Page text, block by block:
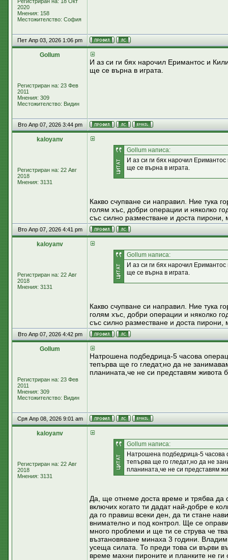
2020
Мнения: 158
Местожителство: София
Пет Апр 03, 2026 1:06 pm
Gollum
Регистриран на: 23 Фев
2011
Мнения: 309
Местожителство: Видин
И аз си ги бях нарочил Еримантос и
ще се върна в играта.
Вто Апр 07, 2026 3:44 pm
kaloyanv
Регистриран на: 22 Авг
2018
Мнения: 3131
Gollum написа:
И аз си ги бях нарочил
ще се върна в играта.
Какво счупване си направил. Ние тука
голям хъс, добри операции и няколко
със силно разместване и доста пирони,
Вто Апр 07, 2026 4:41 pm
kaloyanv
Регистриран на: 22 Авг
2018
Мнения: 3131
Gollum написа:
И аз си ги бях нарочил
ще се върна в играта.
Какво счупване си направил. Ние тука
голям хъс, добри операции и няколко
със силно разместване и доста пирони,
Вто Апр 07, 2026 4:42 pm
Gollum
Регистриран на: 23 Фев
2011
Мнения: 309
Местожителство: Видин
Натрошена подбедрица-5 часова
тепърва ще го гледат,но да не
планината,че не си представям живота
Сря Апр 08, 2026 9:01 am
kaloyanv
Регистриран на: 22 Авг
2018
Мнения: 3131
Gollum написа:
Натрошена подбедрица-5 часова
тепърва ще го гледат,но да не
планината,че не си представям
Да, ще отнеме доста време и трябва да
включих когато ти дадат най-добре е
да го правиш всеки ден, да ти стане
внимателно и под контрол. Ще се
много проблеми и ще ти се струва че
възтановяване минаха 3 години.
усеща силата. То преди това си върви
време махни пироните и планките не ги